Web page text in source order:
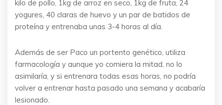
kilo de pollo, 1kg de arroz en seco, 1kg de fruta, 24
yogures, 40 claras de huevo y un par de batidos de
proteína y entrenaba unas 3-4 horas al día.
Además de ser Paco un portento genético, utiliza
farmacología y aunque yo comiera la mitad, no lo
asimilaría, y si entrenara todas esas horas, no podría
volver a entrenar hasta pasado una semana y acabaría
lesionado.